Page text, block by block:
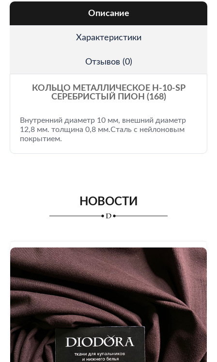
Описание
Характеристики
Отзывов (0)
КОЛЬЦО МЕТАЛЛИЧЕСКОЕ H-10-SP
СЕРЕБРИСТЫЙ ПИОН (168)
Внутренний диаметр 10 мм, внешний диаметр
12,8 мм. толщина 0,8 мм.Сталь с нейлоновым
покрытием.
НОВОСТИ